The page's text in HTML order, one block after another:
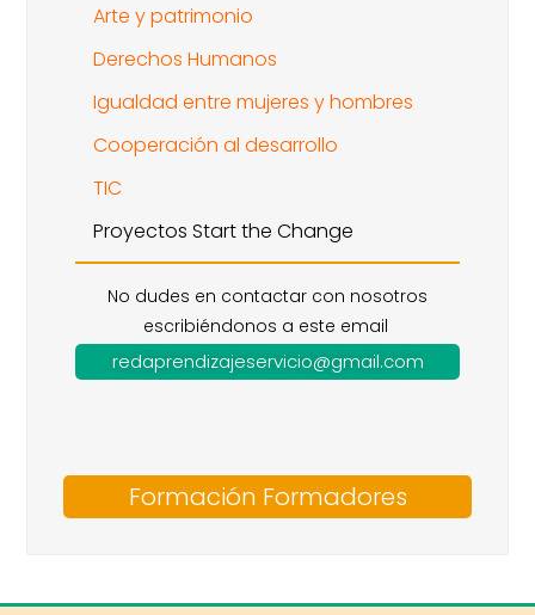
Arte y patrimonio
Derechos Humanos
Igualdad entre mujeres y hombres
Cooperación al desarrollo
TIC
Proyectos Start the Change
No dudes en contactar con nosotros
escribiéndonos a este email
redaprendizajeservicio@gmail.com
Formación Formadores